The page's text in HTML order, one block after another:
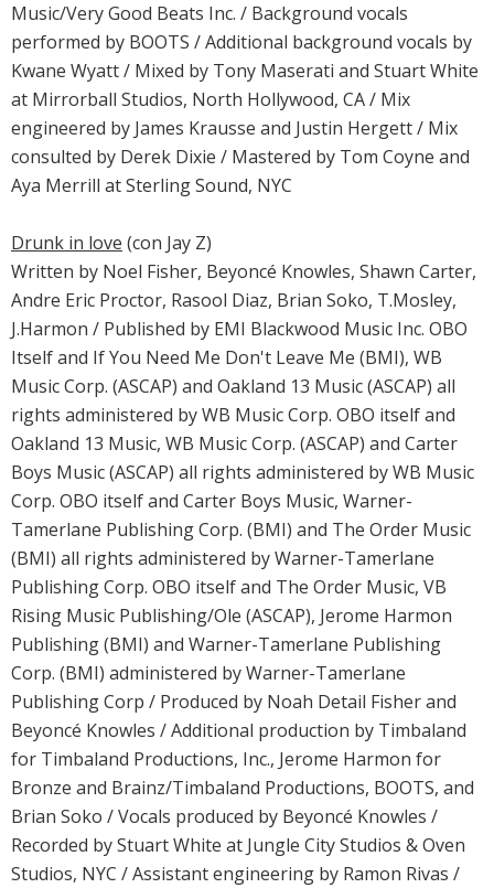
Music/Very Good Beats Inc. / Background vocals
performed by BOOTS / Additional background vocals by
Kwane Wyatt / Mixed by Tony Maserati and Stuart White
at Mirrorball Studios, North Hollywood, CA / Mix
engineered by James Krausse and Justin Hergett / Mix
consulted by Derek Dixie / Mastered by Tom Coyne and
Aya Merrill at Sterling Sound, NYC
Drunk in love (con Jay Z)
Written by Noel Fisher, Beyoncé Knowles, Shawn Carter,
Andre Eric Proctor, Rasool Diaz, Brian Soko, T.Mosley,
J.Harmon / Published by EMI Blackwood Music Inc. OBO
Itself and If You Need Me Don't Leave Me (BMI), WB
Music Corp. (ASCAP) and Oakland 13 Music (ASCAP) all
rights administered by WB Music Corp. OBO itself and
Oakland 13 Music, WB Music Corp. (ASCAP) and Carter
Boys Music (ASCAP) all rights administered by WB Music
Corp. OBO itself and Carter Boys Music, Warner-
Tamerlane Publishing Corp. (BMI) and The Order Music
(BMI) all rights administered by Warner-Tamerlane
Publishing Corp. OBO itself and The Order Music, VB
Rising Music Publishing/Ole (ASCAP), Jerome Harmon
Publishing (BMI) and Warner-Tamerlane Publishing
Corp. (BMI) administered by Warner-Tamerlane
Publishing Corp / Produced by Noah Detail Fisher and
Beyoncé Knowles / Additional production by Timbaland
for Timbaland Productions, Inc., Jerome Harmon for
Bronze and Brainz/Timbaland Productions, BOOTS, and
Brian Soko / Vocals produced by Beyoncé Knowles /
Recorded by Stuart White at Jungle City Studios & Oven
Studios, NYC / Assistant engineering by Ramon Rivas /